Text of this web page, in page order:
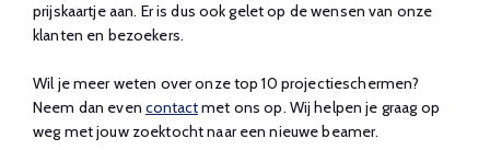
prijskaartje aan. Er is dus ook gelet op de wensen van onze
klanten en bezoekers.
Wil je meer weten over onze top 10 projectieschermen?
Neem dan even contactmet ons op. Wij helpen je graag op
weg met jouw zoektocht naar een nieuwe beamer.